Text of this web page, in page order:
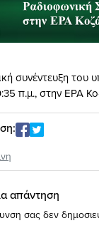
συνέντευξη του
π.μ., στην ΕΡΑ
απάντηση
σας δεν